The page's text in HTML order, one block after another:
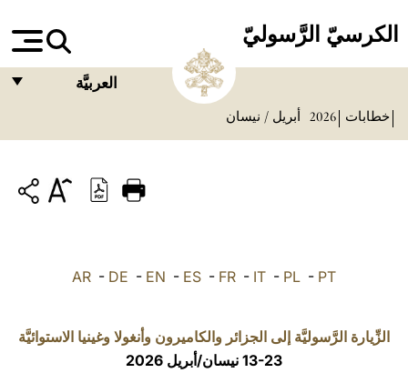
الكرسيّ الرَّسوليّ
العربيَّة
ITALIANO
POLSKI
خطابات 2026 أبريل / نيسان
AR - DE - EN - ES - FR - IT - PL - PT
الزِّيارة الرَّسوليَّة إلى الجزائر والكاميرون وأنغولا وغينيا الاستوائيَّة
13-23 نيسان/أبريل 2026